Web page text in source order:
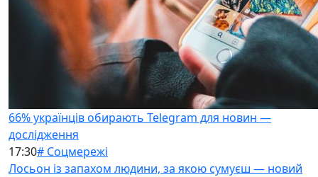
66% українців обирають Telegram для новин —
дослідження
17:30# Соцмережі
Лосьон із запахом людини, за якою сумуєш — новий